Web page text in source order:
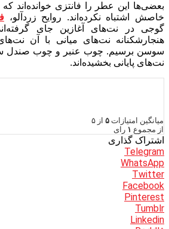
بعضی‌ها این عطر را فانتزی خوانده‌اند
خاصش اشتباه نکرده‌اند. روایح زردآلو،
گوجی در نت‌های آغازین جای
هنجارشکنانه نت‌های میانی با آن
سوسن برسیم. چوب عنبر و چوب صندل
نت‌های پایانی بخشیده‌اند.
میانگین امتیازات ۵ از ۵
از مجموع ۱ رای
اشتراک گذاری
Telegram
WhatsApp
Twitter
Facebook
Pinterest
Tumblr
Linkedin